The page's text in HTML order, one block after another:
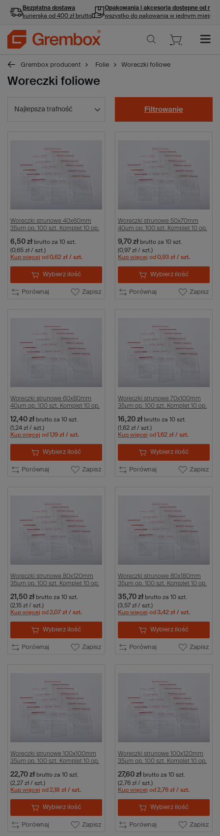
Bezpłatna dostawa
kurierska od 400 zł brutto
Opakowania i akcesoria dostępne od ręki
wszystko do pakowania w jednym miejscu
Grembox producent Folie Woreczki foliowe
Woreczki foliowe
Najlepsza trafność Filtrowanie
Woreczki strunowe 40x60mm
35µm op. 100 szt. Komplet 10 op.
6,50 zł brutto za 10 szt.
(0,65 zł / szt.)
Kup więcej od 0,62 zł / szt.
Porównaj Zapisz
Wybierz ilość
Woreczki strunowe 50x70mm
40µm op. 100 szt. Komplet 10 op.
9,70 zł brutto za 10 szt.
(0,97 zł / szt.)
Kup więcej od 0,93 zł / szt.
Porównaj Zapisz
Wybierz ilość
Woreczki strunowe 60x80mm
40µm op. 100 szt. Komplet 10 op.
12,40 zł brutto za 10 szt.
(1,24 zł / szt.)
Kup więcej od 1,19 zł / szt.
Porównaj Zapisz
Wybierz ilość
Woreczki strunowe 70x100mm
35µm op. 100 szt. Komplet 10 op.
16,20 zł brutto za 10 szt.
(1,62 zł / szt.)
Kup więcej od 1,62 zł / szt.
Porównaj Zapisz
Wybierz ilość
Woreczki strunowe 80x120mm
35µm op. 100 szt. Komplet 10 op.
21,50 zł brutto za 10 szt.
(2,15 zł / szt.)
Kup więcej od 2,07 zł / szt.
Porównaj Zapisz
Wybierz ilość
Woreczki strunowe 80x180mm
35µm op. 100 szt. Komplet 10 op.
35,70 zł brutto za 10 szt.
(3,57 zł / szt.)
Kup więcej od 3,42 zł / szt.
Porównaj Zapisz
Wybierz ilość
Woreczki strunowe 100x100mm
35µm op. 100 szt. Komplet 10 op.
22,70 zł brutto za 10 szt.
(2,27 zł / szt.)
Kup więcej od 2,18 zł / szt.
Porównaj Zapisz
Wybierz ilość
Woreczki strunowe 100x120mm
35µm op. 100 szt. Komplet 10 op.
27,60 zł brutto za 10 szt.
(2,76 zł / szt.)
Kup więcej od 2,76 zł / szt.
Porównaj Zapisz
Wybierz ilość